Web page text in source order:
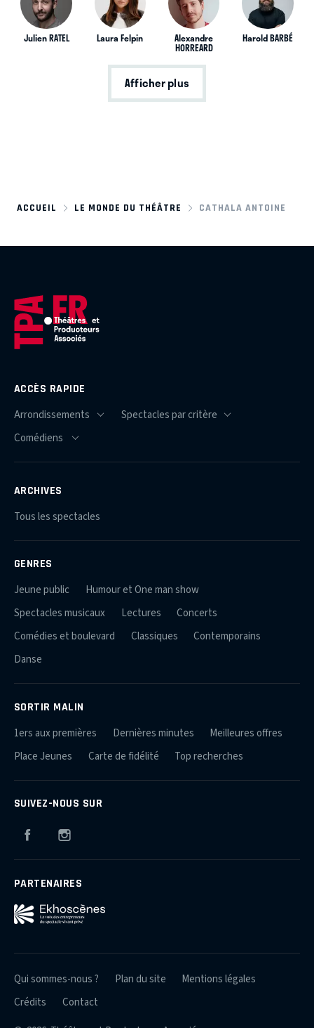
Julien RATEL Laura Felpin Alexandre
HORREARD
Harold BARBÉ
Afficher plus
ACCUEIL LE MONDE DU THÉÂTRE CATHALA ANTOINE
ACCÈS RAPIDE
ARCHIVES
Tous les spectacles
GENRES
Jeune public
Humour et One man show
Spectacles musicaux
Lectures
Concerts
Comédies et boulevard
Classiques
Contemporains
Danse
SORTIR MALIN
1ers aux premières Dernières minutes
Meilleures offres
Place Jeunes
Carte de fidélité Top recherches
SUIVEZ-NOUS SUR
Facebook
PARTENAIRES
Qui sommes-nous ? Plan du site
Mentions légales
Crédits
Contact